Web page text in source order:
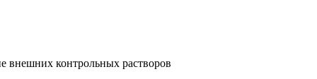
внешних контрольных растворов